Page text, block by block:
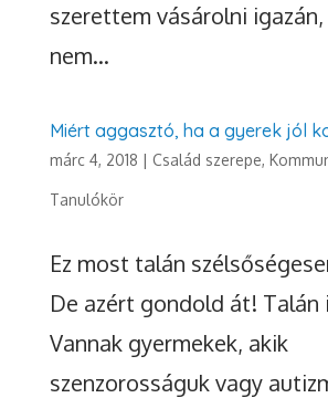
szerettem vásárolni igazán,
nem...
Miért aggasztó, ha a gyerek jól
márc 4, 2018 | Család szerepe,
Tanulókör
Ez most talán
De azért gondold át! Talán
Vannak gyermekek, akik
szenzorosságuk vagy